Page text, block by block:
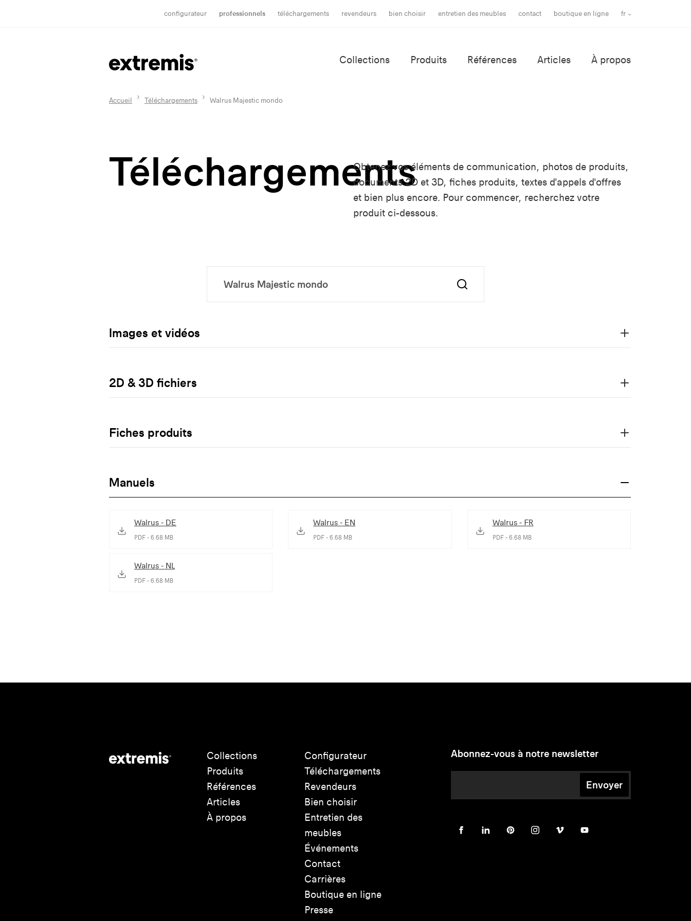
configurateur professionnels téléchargements revendeurs bien choisir entretien des meubles contact boutique en ligne fr
Collections Produits Références Articles À propos
Accueil Téléchargements Walrus Majestic mondo
TéléchargementsObtenez vos éléments de communication, photos de produits,
documents 2D et 3D, fiches produits, textes d'appels d'offres
et bien plus encore. Pour commencer, recherchez votre
produit ci-dessous.
Images et vidéos
2D & 3D fichiers
Fiches produits
Manuels
Walrus - DE
PDF - 6.68 MB
Walrus - EN
PDF - 6.68 MB
Walrus - FR
PDF - 6.68 MB
Walrus - NL
PDF - 6.68 MB
Collections
Produits
Références
Articles
À propos
Configurateur
Téléchargements
Revendeurs
Bien choisir
Entretien des
meubles
Événements
Contact
Carrières
Boutique en ligne
Presse
Abonnez-vous à notre newsletter
Envoyer